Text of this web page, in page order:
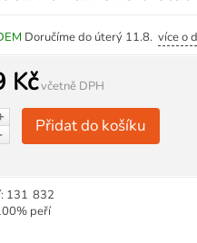
Doručíme do úterý 11.8.více o
Kčvčetně DPH
Přidat do košíku
131 832
peří